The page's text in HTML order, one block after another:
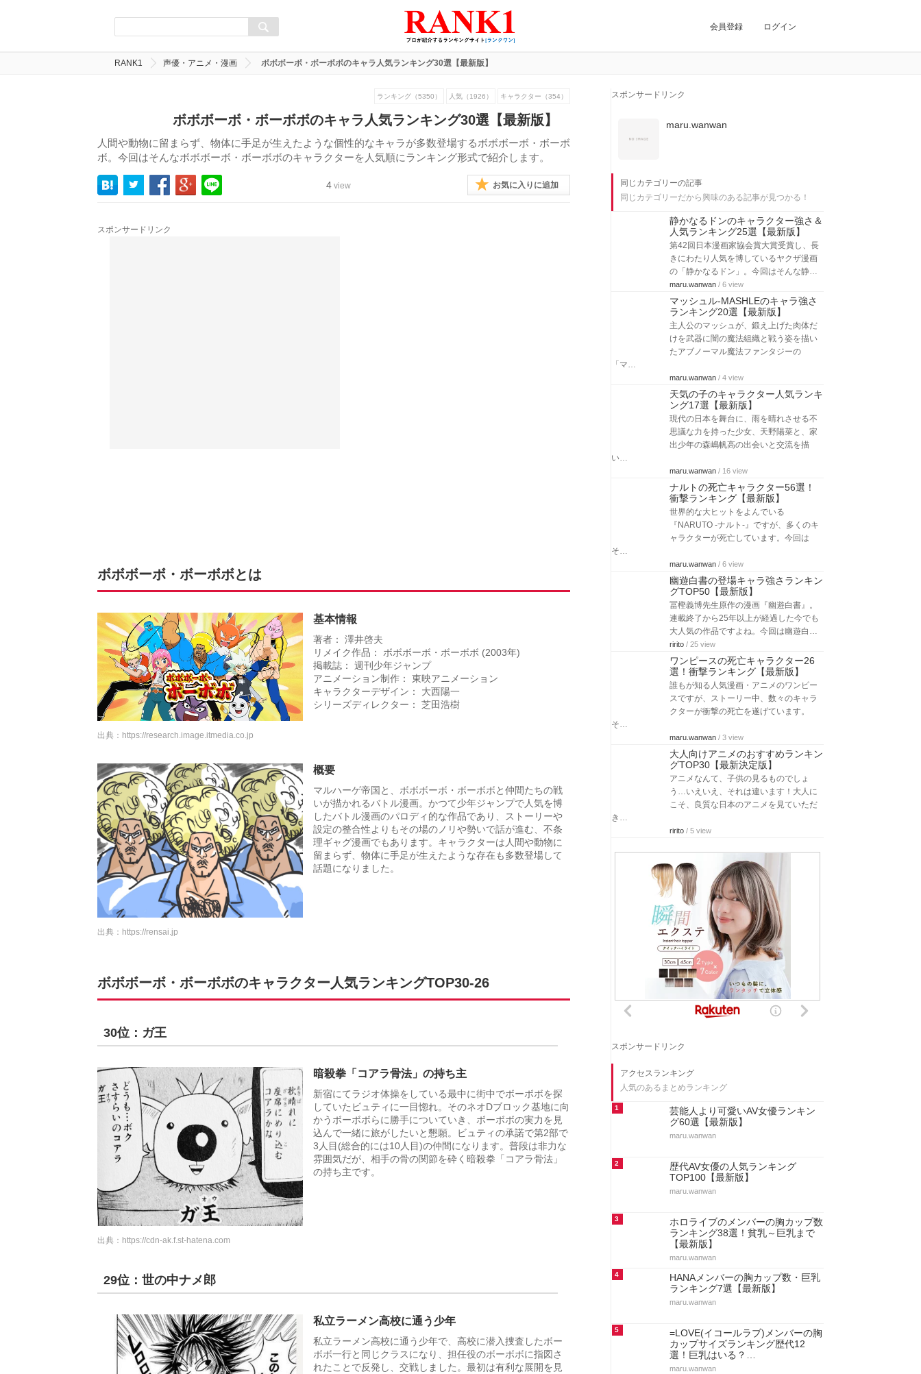
会員登録 ログイン
RANK1 声優・アニメ・漫画 ボボボーボ・ボーボボのキャラ人気ランキング30選【最新版】
ランキング（5350） 人気（1926） キャラクター（354）
ボボボーボ・ボーボボのキャラ人気ランキング30選【最新版】
人間や動物に留まらず、物体に手足が生えたような個性的なキャラが多数登場するボボボーボ・ボーボ
ボ。今回はそんなボボボーボ・ボーボボのキャラクターを人気順にランキング形式で紹介します。
4 view お気に入りに追加
スポンサードリンク
ボボボーボ・ボーボボとは
基本情報
著者： 澤井啓夫
リメイク作品： ボボボーボ・ボーボボ (2003年)
掲載誌： 週刊少年ジャンプ
アニメーション制作： 東映アニメーション
キャラクターデザイン： 大西陽一
シリーズディレクター： 芝田浩樹
出典： https://research.image.itmedia.co.jp
概要
マルハーゲ帝国と、ボボボーボ・ボーボボと仲間たちの戦
いが描かれるバトル漫画。かつて少年ジャンプで人気を博
したバトル漫画のパロディ的な作品であり、ストーリーや
設定の整合性よりもその場のノリや勢いで話が進む、不条
理ギャグ漫画でもあります。キャラクターは人間や動物に
留まらず、物体に手足が生えたような存在も多数登場して
話題になりました。
出典： https://rensai.jp
ボボボーボ・ボーボボのキャラクター人気ランキングTOP30-26
30位：ガ王
暗殺拳「コアラ骨法」の持ち主
新宿にてラジオ体操をしている最中に街中でボーボボを探
していたビュティに一目惚れ。そのネオDブロック基地に向
かうボーボボらに勝手についていき、ボーボボの実力を見
込んで一緒に旅がしたいと懇願。ビュティの承諾で第2部で
3人目(総合的には10人目)の仲間になります。普段は非力な
雰囲気だが、相手の骨の関節を砕く暗殺拳「コアラ骨法」
の持ち主です。
出典： https://cdn-ak.f.st-hatena.com
29位：世の中ナメ郎
私立ラーメン高校に通う少年
私立ラーメン高校に通う少年で、高校に潜入捜査したボー
ボボ一行と同じクラスになり、担任役のボーボボに指図さ
れたことで反発し、交戦しました。最初は有利な展開を見
スポンサードリンク
maru.wanwan
同じカテゴリーの記事
同じカテゴリーだから興味のある記事が見つかる！
静かなるドンのキャラクター強さ＆
人気ランキング25選【最新版】
第42回日本漫画家協会賞大賞受賞し、長
きにわたり人気を博しているヤクザ漫画
の「静かなるドン」。今回はそんな静…
maru.wanwan / 6 view
マッシュル-MASHLEのキャラ強さ
ランキング20選【最新版】
主人公のマッシュが、鍛え上げた肉体だ
けを武器に闇の魔法組織と戦う姿を描い
たアブノーマル魔法ファンタジーの
「マ…
maru.wanwan / 4 view
天気の子のキャラクター人気ランキ
ング17選【最新版】
現代の日本を舞台に、雨を晴れさせる不
思議な力を持った少女、天野陽菜と、家
出少年の森嶋帆高の出会いと交流を描
い…
maru.wanwan / 16 view
ナルトの死亡キャラクター56選！
衝撃ランキング【最新版】
世界的な大ヒットをよんでいる
『NARUTO -ナルト-』ですが、多くのキ
ャラクターが死亡しています。今回は
そ…
maru.wanwan / 6 view
幽遊白書の登場キャラ強さランキン
グTOP50【最新版】
冨樫義博先生原作の漫画『幽遊白書』。
連載終了から25年以上が経過した今でも
大人気の作品ですよね。今回は幽遊白…
ririto / 25 view
ワンピースの死亡キャラクター26
選！衝撃ランキング【最新版】
誰もが知る人気漫画・アニメのワンピー
スですが、ストーリー中、数々のキャラ
クターが衝撃の死亡を遂げています。
そ…
maru.wanwan / 3 view
大人向けアニメのおすすめランキン
グTOP30【最新決定版】
アニメなんて、子供の見るものでしょ
う…いえいえ、それは違います！大人に
こそ、良質な日本のアニメを見ていただ
き…
ririto / 5 view
スポンサードリンク
アクセスランキング
人気のあるまとめランキング
1
芸能人より可愛いAV女優ランキン
グ60選【最新版】
maru.wanwan
2
歴代AV女優の人気ランキング
TOP100【最新版】
maru.wanwan
3
ホロライブのメンバーの胸カップ数
ランキング38選！貧乳～巨乳まで
【最新版】
maru.wanwan
4
HANAメンバーの胸カップ数・巨乳
ランキング7選【最新版】
maru.wanwan
5
=LOVE(イコールラブ)メンバーの胸
カップサイズランキング歴代12
選！巨乳はいる？…
maru.wanwan